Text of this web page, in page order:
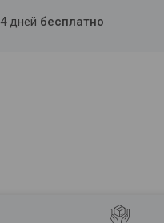
дней бесплатно